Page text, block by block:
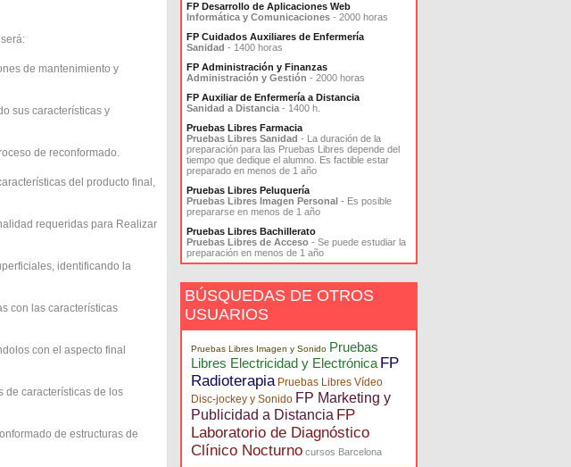
será:
de mantenimiento y
sus características y
de reconformado.
del producto final,
requeridas para Realizar
identificando la
con las características
con el aspecto final
de características de los
de estructuras de
FP Desarrollo de Aplicaciones Web
Informática y Comunicaciones - 2000 horas
FP Cuidados Auxiliares de Enfermería
Sanidad - 1400 horas
FP Administración y Finanzas
Administración y Gestión - 2000 horas
FP Auxiliar de Enfermería a Distancia
Sanidad a Distancia - 1400 h.
Pruebas Libres Farmacia
Pruebas Libres Sanidad - La duración de la
preparación para las Pruebas Libres depende del
tiempo que dedique el alumno. Es factible estar
preparado en menos de 1 año
Pruebas Libres Peluquería
Pruebas Libres Imagen Personal - Es posible
prepararse en menos de 1 año
Pruebas Libres Bachillerato
Pruebas Libres de Acceso - Se puede estudiar la
preparación en menos de 1 año
BÚSQUEDAS DE OTROS
USUARIOS
Pruebas Libres Imagen y Sonido Pruebas
Libres Electricidad y Electrónica FP
Radioterapia Pruebas Libres Vídeo
Disc-jockey y Sonido FP Marketing y
Publicidad a Distancia FP
Laboratorio de Diagnóstico
Clínico Nocturno cursos Barcelona